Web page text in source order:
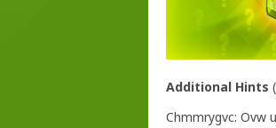
Additional Hints (
Chmmrygvc: Ovw